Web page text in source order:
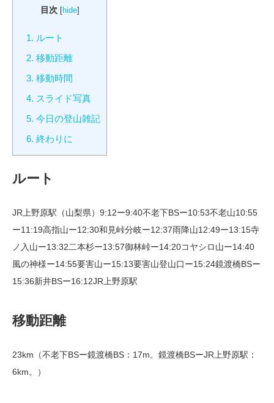
目次 hide]
1. ルート
2. 移動距離
3. 移動時間
4. スライド写真
5. 今日の登山雑記
6. 終わりに
ルート
JR上野原駅（山梨県）9:12ー9:40不老下BSー10:53不老山10:55
ー11:19高指山ー12:30和見峠分岐ー12:37雨降山12:49ー13:15寺
ノ入山ー13:32二本杉ー13:57御林峠ー14:20コヤシロ山ー14:40
風の神様ー14:55要害山ー15:13要害山登山口ー15:24鏡渡橋BSー
15:36新井BSー16:12JR上野原駅
移動距離
23km（不老下BSー鏡渡橋BS：17m。鏡渡橋BSーJR上野原駅：
6km。）